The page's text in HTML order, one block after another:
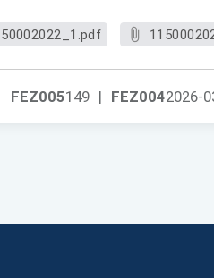
FEZ0042026-
FEZ005149 |